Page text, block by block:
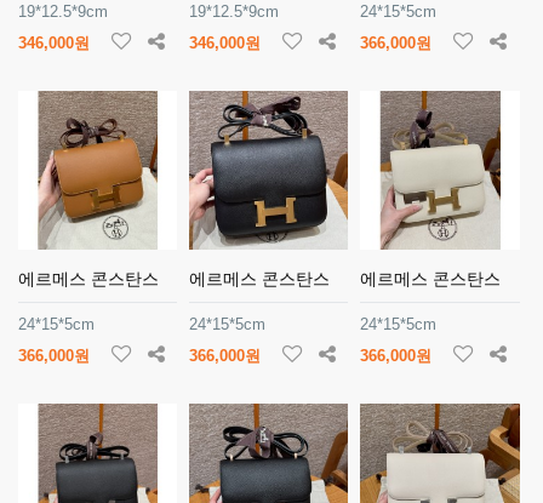
19*12.5*9cm
346,000원
19*12.5*9cm
346,000원
24*15*5cm
366,000원
에르메스 콘스탄스
24*15*5cm
366,000원
에르메스 콘스탄스
24*15*5cm
366,000원
에르메스 콘스탄스
24*15*5cm
366,000원